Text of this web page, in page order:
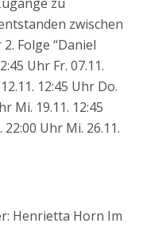
zwischen
Folge “Daniel
Uhr Fr. 07.11.
12:45 Uhr Do.
Mi. 19.11. 12:45
22:00 Uhr Mi. 26.11.
Henrietta Horn Im